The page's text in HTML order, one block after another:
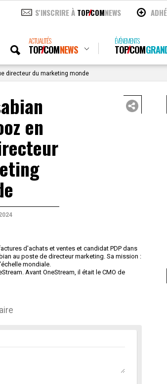
S'INSCRIRE À TOPCOMNEWS
ACTUALITÉS
TOPCOMNEWS
ÉVÉNEMENTS
TOPCOM
directeur du marketing monde
en
d'achats et ventes et candidat PDP dans
au poste de directeur marketing. Sa mission :
mondiale.
Avant OneStream, il était le CMO de